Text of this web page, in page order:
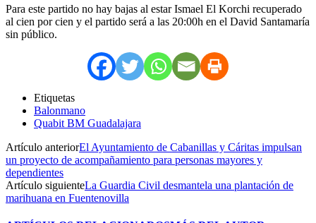
Para este partido no hay bajas al estar Ismael El Korchi recuperado
al cien por cien y el partido será a las 20:00h en el David Santamaría
sin público.
Etiquetas
Balonmano
Quabit BM Guadalajara
Artículo anteriorEl Ayuntamiento de Cabanillas y Cáritas impulsan
un proyecto de acompañamiento para personas mayores y
dependientes
Artículo siguienteLa Guardia Civil desmantela una plantación de
marihuana en Fuentenovilla